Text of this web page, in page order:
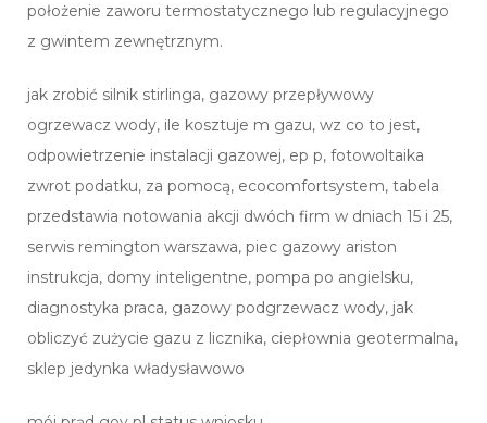
położenie zaworu termostatycznego lub regulacyjnego
z gwintem zewnętrznym.
jak zrobić silnik stirlinga, gazowy przepływowy
ogrzewacz wody, ile kosztuje m gazu, wz co to jest,
odpowietrzenie instalacji gazowej, ep p, fotowoltaika
zwrot podatku, za pomocą, ecocomfortsystem, tabela
przedstawia notowania akcji dwóch firm w dniach 15 i 25,
serwis remington warszawa, piec gazowy ariston
instrukcja, domy inteligentne, pompa po angielsku,
diagnostyka praca, gazowy podgrzewacz wody, jak
obliczyć zużycie gazu z licznika, ciepłownia geotermalna,
sklep jedynka władysławowo